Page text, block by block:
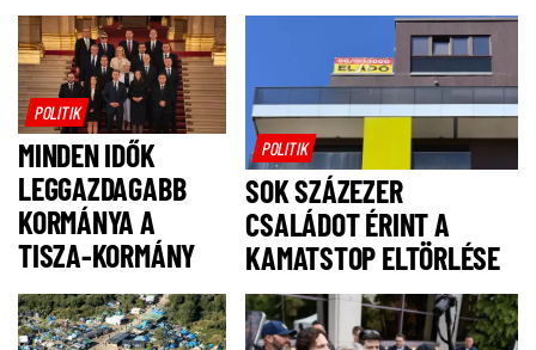
POLITIK
MINDEN IDŐK
LEGGAZDAGABB
KORMÁNYA A
TISZA-KORMÁNY
POLITIK
SOK SZÁZEZER
CSALÁDOT ÉRINT A
KAMATSTOP ELTÖRLÉSE